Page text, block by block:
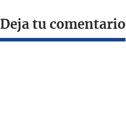
Deja tu comentario